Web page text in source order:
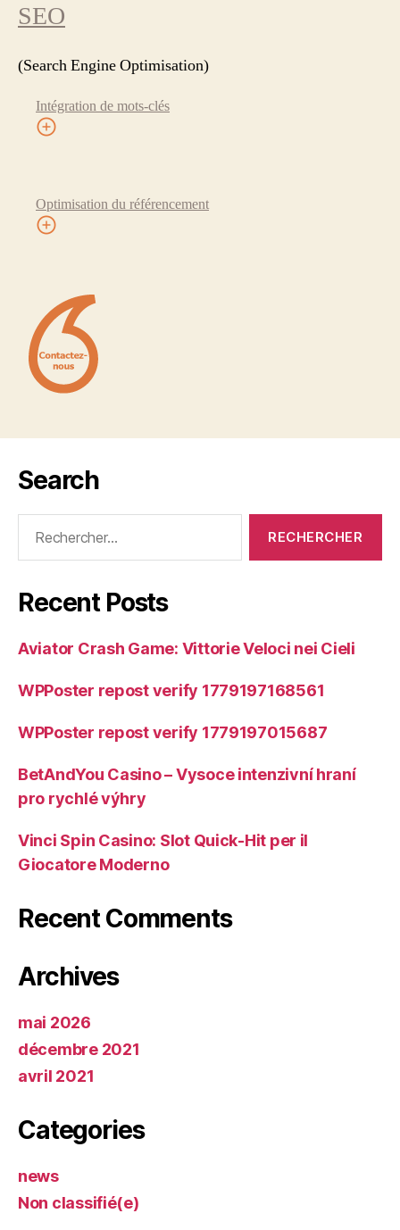
SEO
(Search Engine Optimisation)
Intégration de mots-clés
Optimisation du référencement
Search
Recent Posts
Aviator Crash Game: Vittorie Veloci nei Cieli
WPPoster repost verify 1779197168561
WPPoster repost verify 1779197015687
BetAndYou Casino – Vysoce intenzivní hraní
pro rychlé výhry
Vinci Spin Casino: Slot Quick‑Hit per il
Giocatore Moderno
Recent Comments
Archives
mai 2026
décembre 2021
avril 2021
Categories
news
Non classifié(e)